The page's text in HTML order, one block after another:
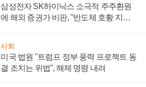
삼성전자 SK하이닉스 소극적 주주환원
에 해외 증권가 비판, "반도체 호황 지속
사회
미국 법원 "트럼프 정부 풍력 프로젝트 동
결 조치는 위법", 해제 명령 내려